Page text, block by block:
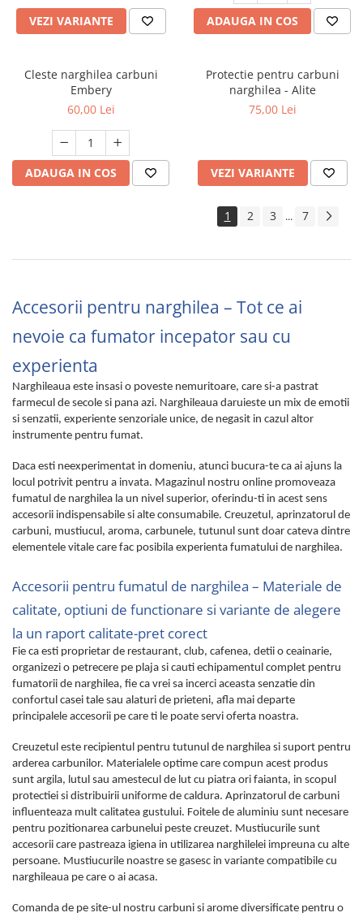
VEZI VARIANTE ADAUGA IN COS
Cleste narghilea carbuni
Embery
60,00 Lei
ADAUGA IN COS
Protectie pentru carbuni
narghilea - Alite
75,00 Lei
VEZI VARIANTE
1 2 3 ... 7
Accesorii pentru narghilea – Tot ce ai
nevoie ca fumator incepator sau cu
experienta
Narghileaua este insasi o poveste nemuritoare, care si-a pastrat
farmecul de secole si pana azi. Narghileaua daruieste un mix de emotii
si senzatii, experiente senzoriale unice, de negasit in cazul altor
instrumente pentru fumat.
Daca esti neexperimentat in domeniu, atunci bucura-te ca ai ajuns la
locul potrivit pentru a invata. Magazinul nostru online promoveaza
fumatul de narghilea la un nivel superior, oferindu-ti in acest sens
accesorii indispensabile si alte consumabile. Creuzetul, aprinzatorul de
carbuni, mustiucul, aroma, carbunele, tutunul sunt doar cateva dintre
elementele vitale care fac posibila experienta fumatului de narghilea.
Accesorii pentru fumatul de narghilea – Materiale de
calitate, optiuni de functionare si variante de alegere
la un raport calitate-pret corect
Fie ca esti proprietar de restaurant, club, cafenea, detii o ceainarie,
organizezi o petrecere pe plaja si cauti echipamentul complet pentru
fumatorii de narghilea, fie ca vrei sa incerci aceasta senzatie din
confortul casei tale sau alaturi de prieteni, afla mai departe
principalele accesorii pe care ti le poate servi oferta noastra.
Creuzetul este recipientul pentru tutunul de narghilea si suport pentru
arderea carbunilor. Materialele optime care compun acest produs
sunt argila, lutul sau amestecul de lut cu piatra ori faianta, in scopul
protectiei si distribuirii uniforme de caldura. Aprinzatorul de carbuni
influenteaza mult calitatea gustului. Foitele de aluminiu sunt necesare
pentru pozitionarea carbunelui peste creuzet. Mustiucurile sunt
accesorii care pastreaza igiena in utilizarea narghilelei impreuna cu alte
persoane. Mustiucurile noastre se gasesc in variante compatibile cu
narghileaua pe care o ai acasa.
Comanda de pe site-ul nostru carbuni si arome diversificate pentru o